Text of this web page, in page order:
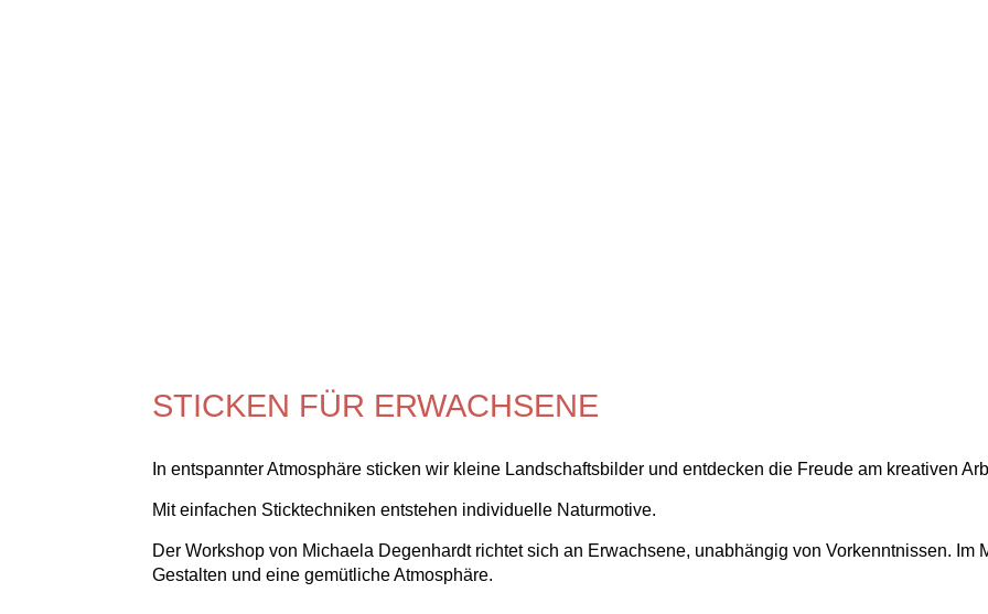
STICKEN FÜR ERWACHSENE
In entspannter Atmosphäre sticken wir kleine Landschaftsbilder und entdecken die Freude am kreativen
Mit einfachen Sticktechniken entstehen individuelle Naturmotive.
Der Workshop von Michaela Degenhardt richtet sich an Erwachsene, unabhängig von Vorkenntnissen. Im
Gestalten und eine gemütliche Atmosphäre.